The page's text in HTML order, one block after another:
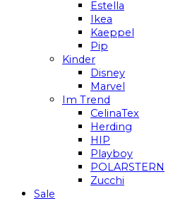
Estella
Ikea
Kaeppel
Pip
Kinder
Disney
Marvel
Im Trend
CelinaTex
Herding
HIP
Playboy
POLARSTERN
Zucchi
Sale